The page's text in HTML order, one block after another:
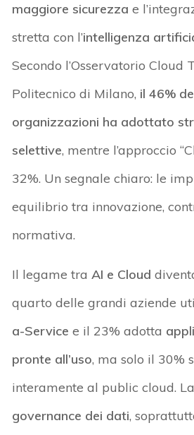
maggiore sicurezza e
stretta con l’intelligenza
Secondo l’Osservatorio Cloud
Politecnico di Milano, il 46%
organizzazioni ha adottato
selettive, mentre l’approccio
32%. Un segnale chiaro: le
equilibrio tra innovazione,
normativa.
Il legame traAI e Cloud
quarto delle grandi aziende
a-Service e il 23% adotta
pronte all’uso, ma solo il 30%
interamente al public cloud.
governance dei dati,